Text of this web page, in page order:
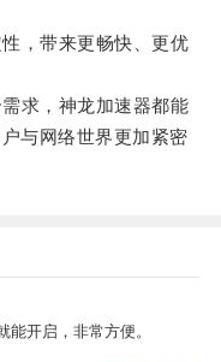
，带来更畅快、更优
求，神龙加速器都能
与网络世界更加紧密
开启，非常方便。